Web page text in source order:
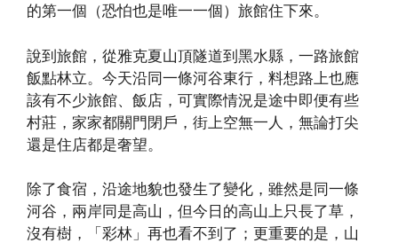
的第一個（恐怕也是唯一一個）旅館住下來。
說到旅館，從雅克夏山頂隧道到黑水縣，一路旅館
飯點林立。今天沿同一條河谷東行，料想路上也應
該有不少旅館、飯店，可實際情況是途中即便有些
村莊，家家都關門閉戶，街上空無一人，無論打尖
還是住店都是奢望。
除了食宿，沿途地貌也發生了變化，雖然是同一條
河谷，兩岸同是高山，但今日的高山上只長了草，
沒有樹，「彩林」再也看不到了；更重要的是，山